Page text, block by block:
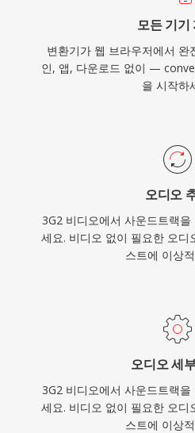
모든 기기
변환기가 웹 브라우저에서 완
인, 앱, 다운로드 없이 —
을 시작하
오디오
3G2 비디오에서 사운드트랙
세요. 비디오 없이 필요한 오
스트에 이상
오디오 세
3G2 비디오에서 사운드트랙
세요. 비디오 없이 필요한 오
스트에 이상